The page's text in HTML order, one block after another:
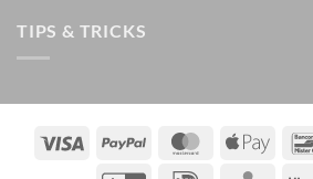
TIPS & TRICKS
Visa PayPal MasterCardApple